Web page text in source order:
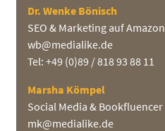
Dr. Wenke Bönisch
SEO & Marketing auf Amazon
wb@medialike.de
Tel: +49 (0)89 / 818 93 88 11
Marsha Kömpel
Social Media & Bookfluencer
mk@medialike.de